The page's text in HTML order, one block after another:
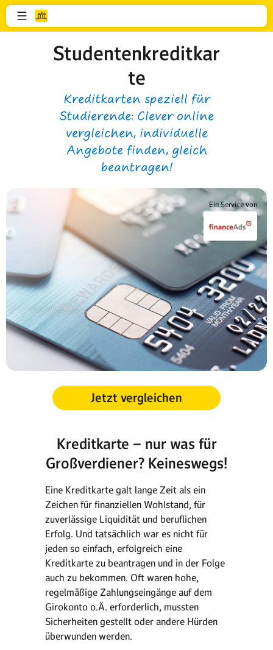
Studentenkreditkar
te
Kreditkarten speziell für
Studierende: Clever online
vergleichen, individuelle
Angebote finden, gleich
beantragen!
Ein Service von
Jetzt vergleichen
Kreditkarte – nur was für
Großverdiener? Keineswegs!
Eine Kreditkarte galt lange Zeit als ein
Zeichen für finanziellen Wohlstand, für
zuverlässige Liquidität und beruflichen
Erfolg. Und tatsächlich war es nicht für
jeden so einfach, erfolgreich eine
Kreditkarte zu beantragen und in der Folge
auch zu bekommen. Oft waren hohe,
regelmäßige Zahlungseingänge auf dem
Girokonto o.Ä. erforderlich, mussten
Sicherheiten gestellt oder andere Hürden
überwunden werden.